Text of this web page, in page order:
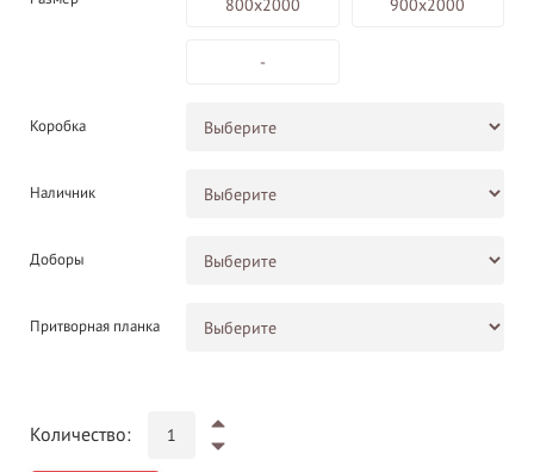
800х2000 900х2000
-
Коробка
Наличник
Доборы
Притворная планка
Количество: